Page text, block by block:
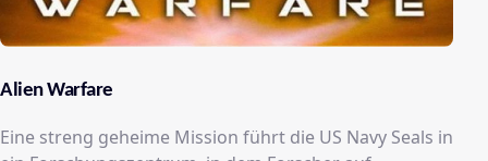
Alien Warfare
Eine streng geheime Mission führt die US Navy Seals in